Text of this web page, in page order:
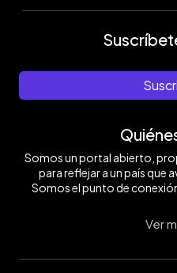
Somos un portal abierto,
para reflejar a un país que
Somos el punto de
Ver